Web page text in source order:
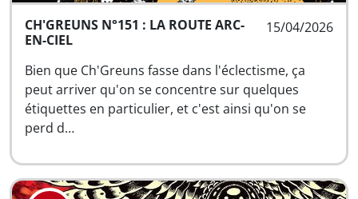
15/04/2026
CH'GREUNS N°151 : LA ROUTE ARC-
EN-CIEL
Bien que Ch'Greuns fasse dans l'éclectisme, ça
peut arriver qu'on se concentre sur quelques
étiquettes en particulier, et c'est ainsi qu'on se
perd d…